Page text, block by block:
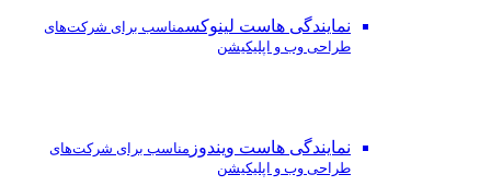
نمایندگی هاست لینوکسمناسب برای شرکت‌های
طراحی وب و اپلیکیشن
نمایندگی هاست ویندوز مناسب برای شرکت‌های
طراحی وب و اپلیکیشن